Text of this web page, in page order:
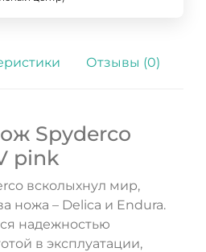
Отзывы (0)
Spyderco
pink
всколыхнул мир,
ножа – Delica и Endura.
надежностью
в эксплуатации,